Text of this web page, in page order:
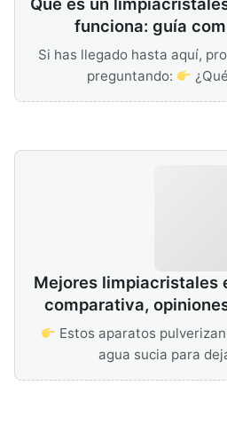
Qué es un
funciona: guía
Si has llegado hasta aquí,
preguntando:
Mejores limpiacristales
comparativa,
Estos aparatos
agua sucia para